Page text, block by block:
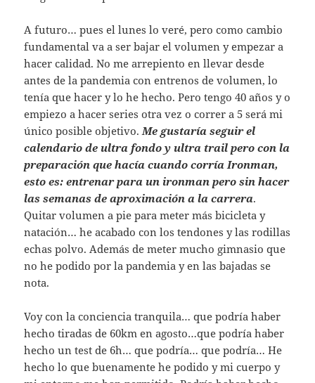
A futuro… pues el lunes lo veré, pero como cambio
fundamental va a ser bajar el volumen y empezar a
hacer calidad. No me arrepiento en llevar desde
antes de la pandemia con entrenos de volumen, lo
tenía que hacer y lo he hecho. Pero tengo 40 años y o
empiezo a hacer series otra vez o correr a 5 será mi
único posible objetivo. Me gustaría seguir el
calendario de ultra fondo y ultra trail pero con la
preparación que hacía cuando corría Ironman,
esto es: entrenar para un ironman pero sin hacer
las semanas de aproximación a la carrera.
Quitar volumen a pie para meter más bicicleta y
natación… he acabado con los tendones y las rodillas
echas polvo. Además de meter mucho gimnasio que
no he podido por la pandemia y en las bajadas se
nota.
Voy con la conciencia tranquila… que podría haber
hecho tiradas de 60km en agosto…que podría haber
hecho un test de 6h… que podría… que podría… He
hecho lo que buenamente he podido y mi cuerpo y